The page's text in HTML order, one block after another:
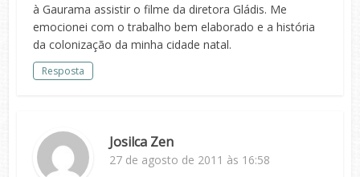
à Gaurama assistir o filme da diretora Gládis. Me
emocionei com o trabalho bem elaborado e a história
da colonização da minha cidade natal.
Resposta
Josilca Zen
27 de agosto de 2011 às 16:58